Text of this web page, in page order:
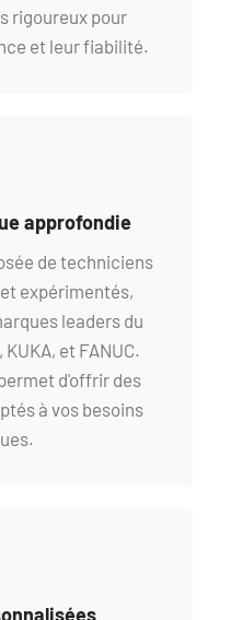
rigoureux pour
et leur fiabilité.
approfondie
de techniciens
expérimentés,
leaders du
et FANUC.
d'offrir des
à vos besoins